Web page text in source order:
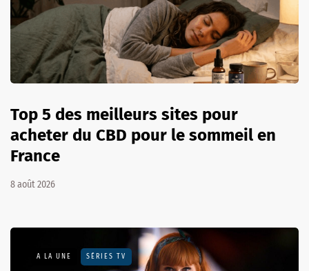
Top 5 des meilleurs sites pour
acheter du CBD pour le sommeil en
France
8 août 2026
A LA UNE SÉRIES TV